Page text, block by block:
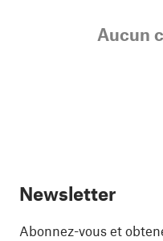
Aucun
Newsletter
Abonnez-vous et